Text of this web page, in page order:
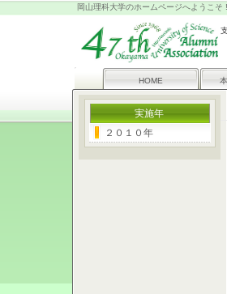
岡山理科大学のホームページへようこ
HOME
実施年
２０１０年